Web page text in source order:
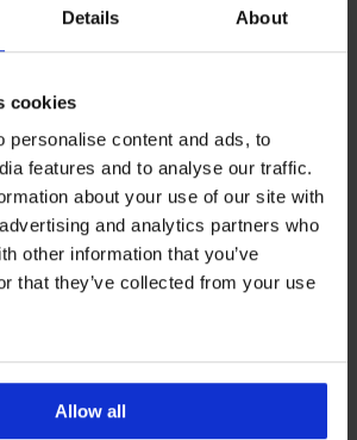
Details About
cookies
personalise content and ads, to
features and to analyse our traffic.
about your use of our site with
and analytics partners who
other information that you’ve
that they’ve collected from your use
Allow all
1+1 GRATIS
Popust
15,00 € Prvobitna cijena
49,99 €
LIMITED LIMITED